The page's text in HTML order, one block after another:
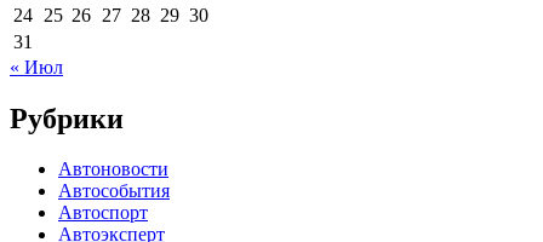
24 25 26 27 28 29 30
31
« Июл
Рубрики
Автоновости
Автособытия
Автоспорт
Автоэксперт